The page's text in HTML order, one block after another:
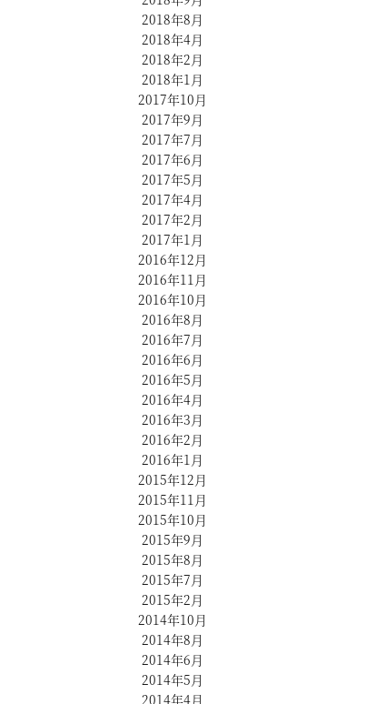
2018年8月
2018年4月
2018年2月
2018年1月
2017年10月
2017年9月
2017年7月
2017年6月
2017年5月
2017年4月
2017年2月
2017年1月
2016年12月
2016年11月
2016年10月
2016年8月
2016年7月
2016年6月
2016年5月
2016年4月
2016年3月
2016年2月
2016年1月
2015年12月
2015年11月
2015年10月
2015年9月
2015年8月
2015年7月
2015年2月
2014年10月
2014年8月
2014年6月
2014年5月
2014年4月